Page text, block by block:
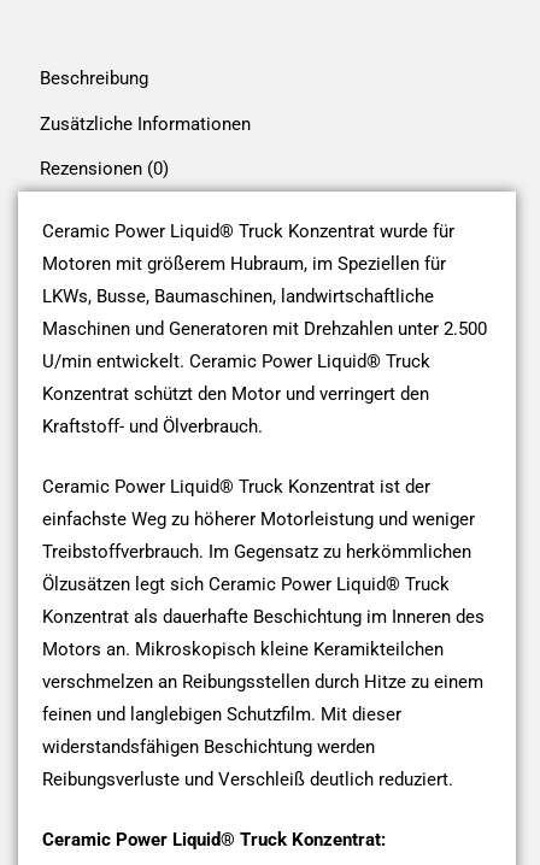
Beschreibung
Zusätzliche Informationen
Rezensionen (0)
Ceramic Power Liquid® Truck Konzentrat wurde für
Motoren mit größerem Hubraum, im Speziellen für
LKWs, Busse, Baumaschinen, landwirtschaftliche
Maschinen und Generatoren mit Drehzahlen unter 2.500
U/min entwickelt. Ceramic Power Liquid® Truck
Konzentrat schützt den Motor und verringert den
Kraftstoff- und Ölverbrauch.
Ceramic Power Liquid® Truck Konzentrat ist der
einfachste Weg zu höherer Motorleistung und weniger
Treibstoffverbrauch. Im Gegensatz zu herkömmlichen
Ölzusätzen legt sich Ceramic Power Liquid® Truck
Konzentrat als dauerhafte Beschichtung im Inneren des
Motors an. Mikroskopisch kleine Keramikteilchen
verschmelzen an Reibungsstellen durch Hitze zu einem
feinen und langlebigen Schutzfilm. Mit dieser
widerstandsfähigen Beschichtung werden
Reibungsverluste und Verschleiß deutlich reduziert.
Ceramic Power Liquid® Truck Konzentrat: